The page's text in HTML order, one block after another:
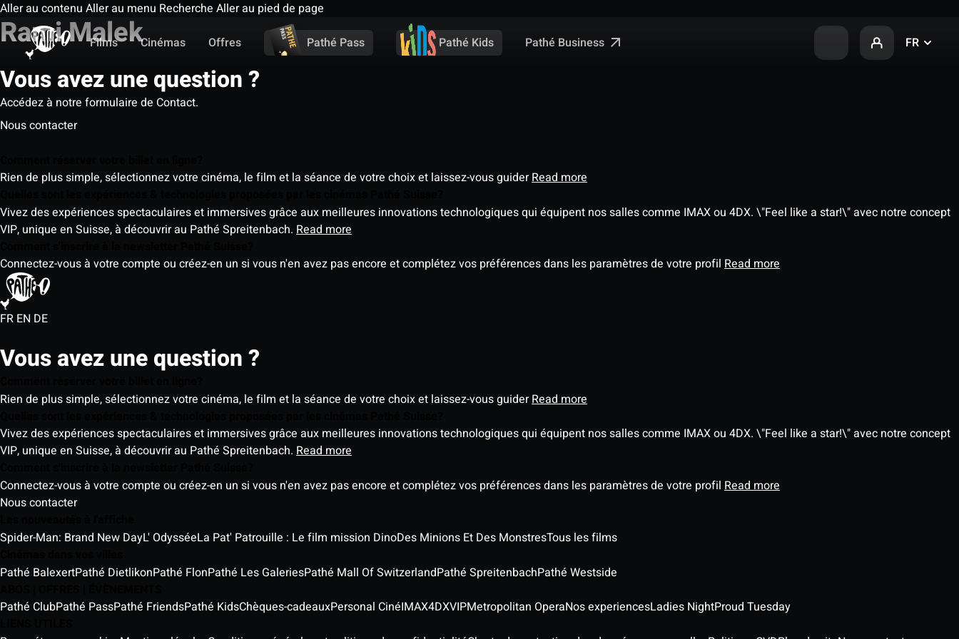
Aller au contenu Aller au menu Recherche Aller au pied de page
Films
Cinémas Offres Pathé Pass Pathé Kids Pathé Business FR
Rami Malek
Vous avez une question ?
Accédez à notre formulaire de Contact.
Nous contacter
Rien de plus simple, sélectionnez votre cinéma, le film et la séance de votre choix et laissez-vous guiderRead more
Vivez des expériences spectaculaires et immersives grâce aux meilleures innovations technologiques qui équipent nos salles comme IMAX ou 4DX. \"Feel like a star!\" avec notre concept
VIP, unique en Suisse, à découvrir au Pathé Spreitenbach. Read more
Connectez-vous à votre compte ou créez-en un si vous n'en avez pas encore et complétez vos préférences dans les paramètres de votre profil Read more
FR EN DE
Vous avez une question ?
Rien de plus simple, sélectionnez votre cinéma, le film et la séance de votre choix et laissez-vous guiderRead more
Vivez des expériences spectaculaires et immersives grâce aux meilleures innovations technologiques qui équipent nos salles comme IMAX ou 4DX. \"Feel like a star!\" avec notre concept
VIP, unique en Suisse, à découvrir au Pathé Spreitenbach. Read more
Connectez-vous à votre compte ou créez-en un si vous n'en avez pas encore et complétez vos préférences dans les paramètres de votre profil Read more
Nous contacter
Spider-Man: Brand New DayL' OdysséeLa Pat' Patrouille : Le film mission DinoDes Minions Et Des MonstresTous les films
Pathé BalexertPathé DietlikonPathé FlonPathé Les GaleriesPathé Mall Of SwitzerlandPathé SpreitenbachPathé Westside
Pathé ClubPathé PassPathé FriendsPathé KidsChèques-cadeauxPersonal CinéIMAX4DXVIPMetropolitan OperaNos experiencesLadies NightProud Tuesday